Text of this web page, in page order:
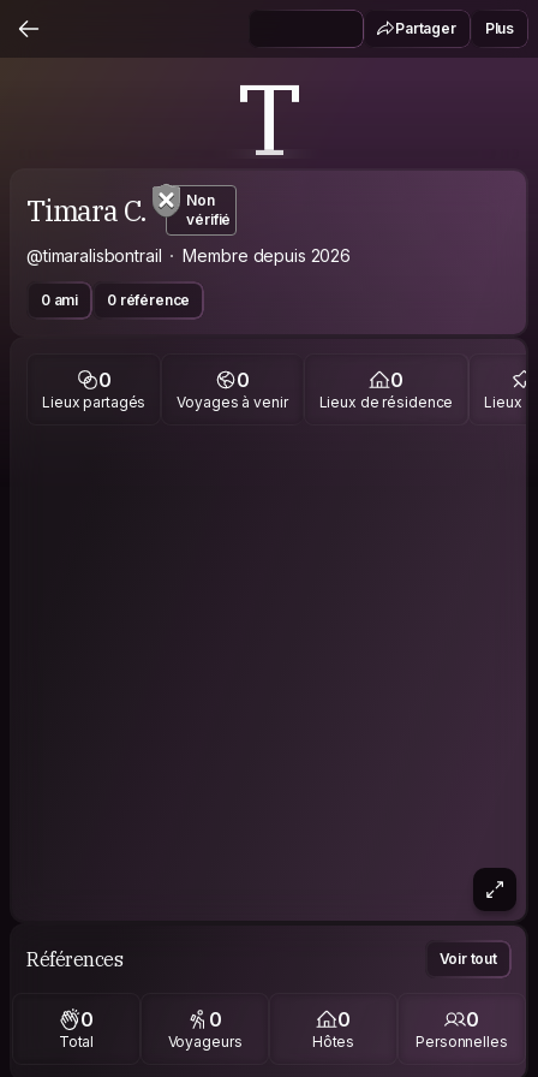
Partager Plus
T
Timara C.
Non
vérifié
@timaralisbontrail Membre depuis 2026
0 ami 0 référence
0
Lieux partagés
0
Voyages à venir
0
Lieux de résidence Lieux
Références Voir tout
0
Total
0
Voyageurs
0
Hôtes
0
Personnelles